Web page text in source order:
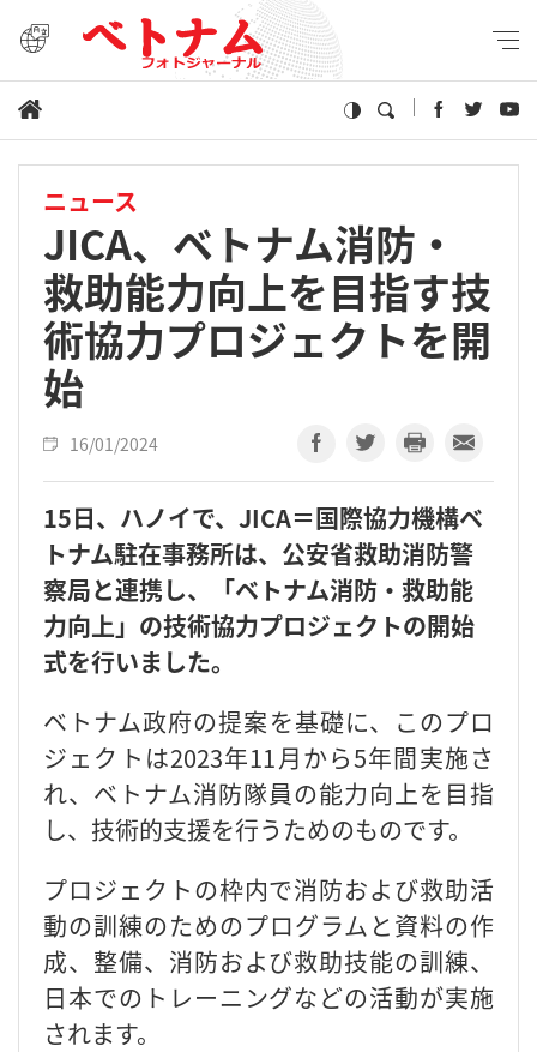
ニュース
JICA、ベトナム消防・
救助能力向上を目指す技
術協力プロジェクトを開
始
16/01/2024
15日、ハノイで、JICA＝国際協力機構ベ
トナム駐在事務所は、公安省救助消防警
察局と連携し、「ベトナム消防・救助能
力向上」の技術協力プロジェクトの開始
式を行いました。
ベトナム政府の提案を基礎に、このプロ
ジェクトは2023年11月から5年間実施さ
れ、ベトナム消防隊員の能力向上を目指
し、技術的支援を行うためのものです。
プロジェクトの枠内で消防および救助活
動の訓練のためのプログラムと資料の作
成、整備、消防および救助技能の訓練、
日本でのトレーニングなどの活動が実施
されます。